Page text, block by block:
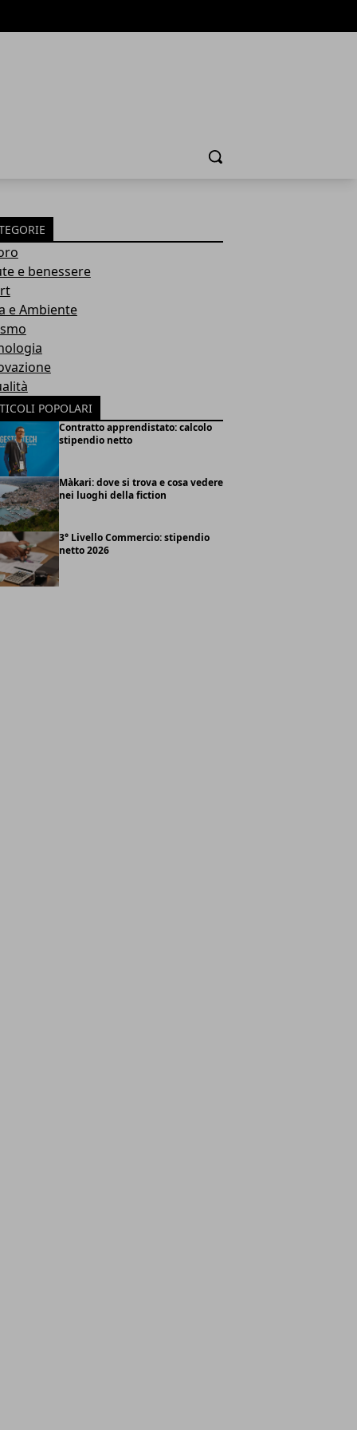
Cerca
e benessere
e Ambiente
POPOLARI
Contratto apprendistato: calcolo
stipendio netto
Màkari: dove si trova e cosa vedere
nei luoghi della fiction
3° Livello Commercio: stipendio
netto 2026